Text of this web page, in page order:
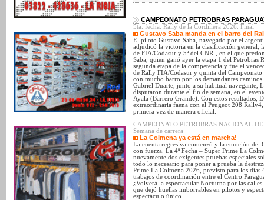
CAMPEONATO PETROBRAS
5ta. fecha: Rally de la Cordillera 2026. Final
Gustavo Saba manda en el barro del
El piloto Gustavo Saba, navegado por el
adjudicó la victoria en la clasificación general,
de FIA/Codasur y 5ª del CNR-, en el que
Saba, quien ganó ayer la etapa 1 del
segunda etapa de la competencia y fue el
de Rally FIA/Codasur y quinta del
con mucho barro por los demandantes
Gabriel Duarte, junto a su habitual navegante,
disputaron durante el fin de semana, en el
Ayala (Barrero Grande). Con estos resultados,
extraordinaria faena con el Peugeot 208
primera vez de manera oficial.
CAMPEONATO PETROBRAS NACIONAL
Semana de carrera
La Colmena ya está en marcha!
La cuenta regresiva comenzó y la emoción del
con fuerza. La 4ª Fecha – Super Prime La
nuevamente dos exigentes pruebas especiales
todo lo necesario para poner a prueba la
Prime La Colmena 2026, previsto para los
trabajos de coordinación entre el Centro
¿Volverá la espectacular Nocturna por las
que dejó huellas imborrables en pilotos y
espectáculo único.